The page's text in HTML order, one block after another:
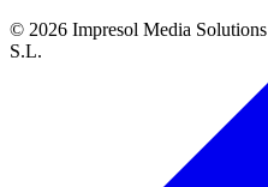
© 2026 Impresol Media
S.L.